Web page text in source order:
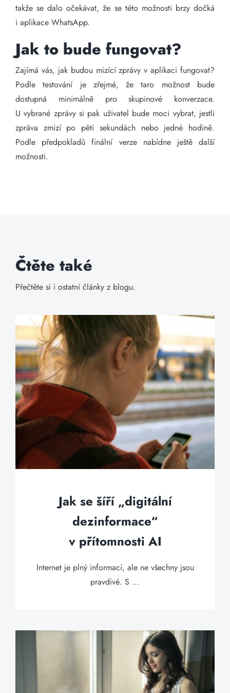
takže se dalo očekávat, že se této možnosti brzy dočká
i aplikace WhatsApp.
Jak to bude fungovat?
Zajímá vás, jak budou mizící zprávy v aplikaci fungovat?
Podle testování je zřejmé, že taro možnost bude
dostupná minimálně pro skupinové konverzace.
U vybrané zprávy si pak uživatel bude moci vybrat, jestli
zpráva zmizí po pěti sekundách nebo jedné hodině.
Podle předpokladů finální verze nabídne ještě další
možnosti.
Čtěte také
Přečtěte si i ostatní články z blogu.
Jak se šíří „digitální
dezinformace“
v přítomnosti AI
Internet je plný informací, ale ne všechny jsou
pravdivé. S ...